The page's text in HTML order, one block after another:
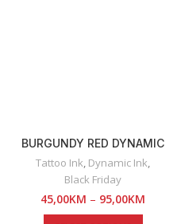
BURGUNDY RED DYNAMIC
INK
Tattoo Ink Dynamic Ink
Black Friday
45,00KM – 95,00KM